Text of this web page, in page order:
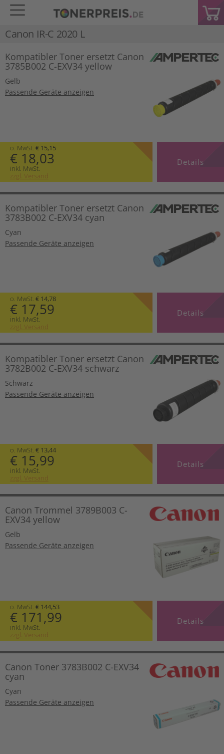
Canon IR-C 2020 L
Kompatibler Toner ersetzt Canon
3785B002 C-EXV34 yellow
Gelb
Passende Geräte anzeigen
o. MwSt. € 15,15
€ 18,03
inkl. MwSt.
zzgl. Versand
Details
Kompatibler Toner ersetzt Canon
3783B002 C-EXV34 cyan
Cyan
Passende Geräte anzeigen
o. MwSt. € 14,78
€ 17,59
inkl. MwSt.
zzgl. Versand
Details
Kompatibler Toner ersetzt Canon
3782B002 C-EXV34 schwarz
Schwarz
Passende Geräte anzeigen
o. MwSt. € 13,44
€ 15,99
inkl. MwSt.
zzgl. Versand
Details
Canon Trommel 3789B003 C-
EXV34 yellow
Gelb
Passende Geräte anzeigen
o. MwSt. € 144,53
€ 171,99
inkl. MwSt.
zzgl. Versand
Details
Canon Toner 3783B002 C-EXV34
cyan
Cyan
Passende Geräte anzeigen